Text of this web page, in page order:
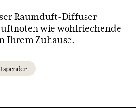
Raumduft-Diffuser
wie wohlriechende
Ihrem Zuhause.